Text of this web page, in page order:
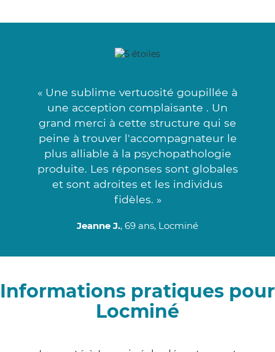
« Une sublime vertuosité goupillée à
une acception complaisante . Un
grand merci à cette structure qui se
peine à trouver l'accompagnateur le
plus alliable à la psychopathologie
produite. Les réponses sont globales
et sont adroites et les individus
fidèles. »
Jeanne J., 69 ans, Locminé
Informations pratiques pour
Locminé